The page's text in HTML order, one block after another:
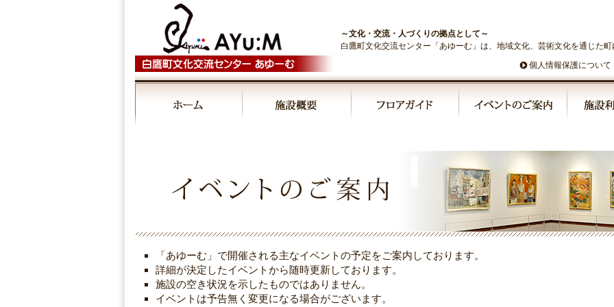
～文化・交流・人づくりの拠点として～
白鷹町文化交流センター「あゆーむ」は、地域文化、芸術文化を通じた
個人情報保護について
「あゆーむ」で開催される主なイベントの予定をご案内しております。
詳細が決定したイベントから随時更新しております。
施設の空き状況を示したものではありません。
イベントは予告無く変更になる場合がございます。
04:00